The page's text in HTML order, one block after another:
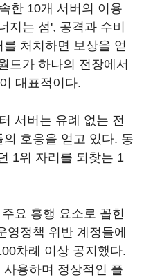
한 10개 서버의 이용
지는 섬', 공격과 수비
처치하면 보상을 얻
드가 하나의 전장에서
대표적이다.
서버는 유례 없는 전
호응을 얻고 있다. 동
1위 자리를 되찾는 1
요 흥행 요소로 꼽힌
영정책 위반 계정들에
차례 이상 공지했다.
용하며 정상적인 플